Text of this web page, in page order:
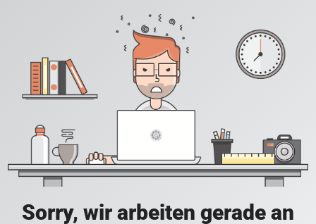
Sorry, wir arbeiten gerade an